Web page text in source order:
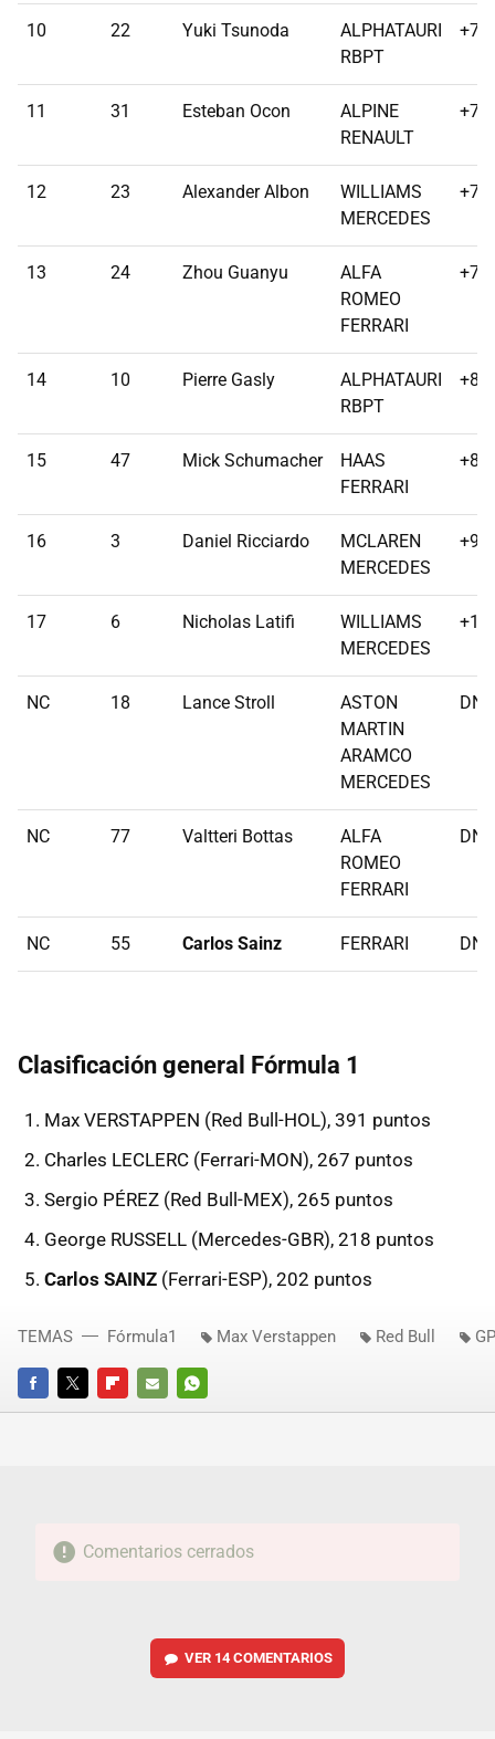
10 22 Yuki Tsunoda
ALPHATAURI
RBPT
11 31 Esteban Ocon
ALPINE
RENAULT
12 23 Alexander Albon
WILLIAMS
MERCEDES
13 24 Zhou Guanyu
ALFA
ROMEO
FERRARI
14 10 Pierre Gasly
ALPHATAURI
RBPT
15 47 Mick Schumacher
HAAS
FERRARI
16 3 Daniel Ricciardo
MCLAREN
MERCEDES
17 6 Nicholas Latifi
WILLIAMS
MERCEDES
NC 18 Lance Stroll
ASTON
MARTIN
ARAMCO
MERCEDES
DNF
NC 77 Valtteri Bottas
ALFA
ROMEO
FERRARI
DNF
NC 55 Carlos Sainz FERRARI DNF
Clasificación general Fórmula 1
Max VERSTAPPEN (Red Bull-HOL), 391 puntos
Charles LECLERC (Ferrari-MON), 267 puntos
Sergio PÉREZ (Red Bull-MEX), 265 puntos
George RUSSELL (Mercedes-GBR), 218 puntos
Carlos SAINZ (Ferrari-ESP), 202 puntos
FACEBOOKTWITTERFLIPBOARD
E-
WHATSAPP
TEMAS Fórmula1 Max Verstappen Red Bull
Comentarios cerrados
VER 14 COMENTARIOS